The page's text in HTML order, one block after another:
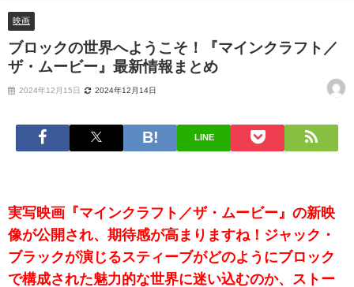
映画
ブロックの世界へようこそ！『マインクラフト／
ザ・ムービー』最新情報まとめ
2024年12月15日 2024年12月14日
LINE
実写映画『マインクラフト／ザ・ムービー』の新映
像が公開され、期待感が高まりますね！ジャック・
ブラックが演じるスティーブがどのようにブロック
で構成された魅力的な世界に迷い込むのか、ストー